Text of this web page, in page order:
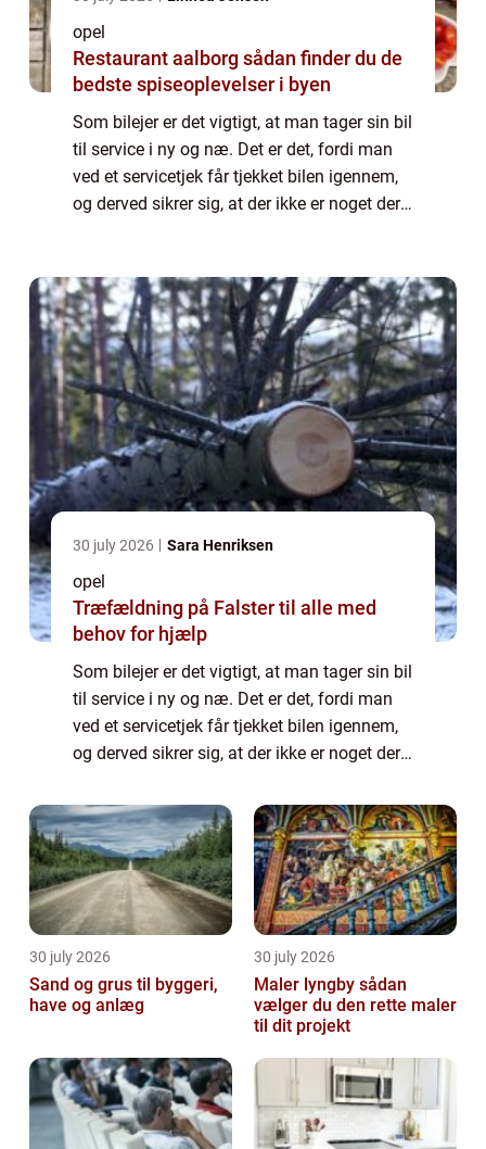
opel
Restaurant aalborg sådan finder du de
bedste spiseoplevelser i byen
Som bilejer er det vigtigt, at man tager sin bil
til service i ny og næ. Det er det, fordi man
ved et servicetjek får tjekket bilen igennem,
og derved sikrer sig, at der ikke er noget der
30 july 2026 Sara Henriksen
opel
Træfældning på Falster til alle med
behov for hjælp
Som bilejer er det vigtigt, at man tager sin bil
til service i ny og næ. Det er det, fordi man
ved et servicetjek får tjekket bilen igennem,
og derved sikrer sig, at der ikke er noget der
med et service a...
30 july 2026
Sand og grus til byggeri,
have og anlæg
30 july 2026
Maler lyngby sådan
vælger du den rette maler
til dit projekt